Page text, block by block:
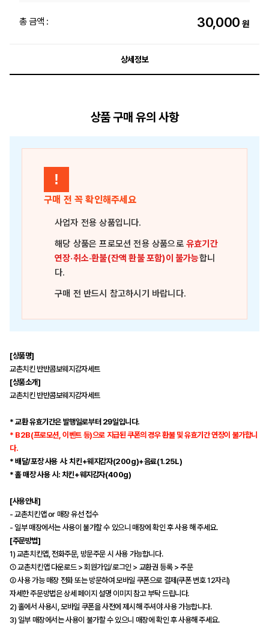
총 금액 : 30,000 원
상세정보
상품 구매 유의 사항
!
구매 전 꼭 확인해주세요
사업자 전용 상품입니다.
해당 상품은프로모션 전용 상품으로유효기간
연장·취소·환불(잔액 환불 포함)이 불가능합니
다.
구매 전 반드시 참고하시기 바랍니다.
[상품명]
교촌치킨 반반콤보웨지감자세트
[상품소개]
교촌치킨 반반콤보웨지감자세트
* 교환 유효기간은 발행일로부터 29일입니다.
* B2B(프로모션, 이벤트 등)으로 지급된 쿠폰의 경우 환불 및 유효기간 연장이 불가합니
다.
* 배달/포장 사용 시: 치킨+웨지감자(200g)+음료(1.25L)
* 홀 매장 사용 시: 치킨+웨지감자(400g)
[사용안내]
- 교촌치킨앱 or 매장 유선 접수
- 일부 매장에서는 사용이 불가할 수 있으니 매장에 확인 후 사용 해 주세요.
[주문방법]
1) 교촌치킨앱, 전화주문, 방문주문 시 사용 가능합니다.
① 교촌치킨앱 다운로드 > 회원가입/로그인 > 교환권 등록 > 주문
② 사용 가능 매장 전화 또는 방문하여 모바일 쿠폰으로 결제(쿠폰 번호 12자리)
자세한 주문방법은 상세 페이지 설명 이미지 참고 부탁 드립니다.
2) 홀에서 사용시, 모바일 쿠폰을 사전에 제시해 주셔야 사용 가능합니다.
3) 일부 매장에서는 사용이 불가할 수 있으니 매장에 확인 후 사용해 주세요.